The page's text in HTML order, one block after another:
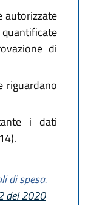
autorizzate
di
riguardano
i dati
di spesa.
del 2020